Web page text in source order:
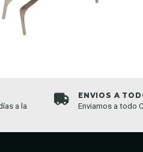
a la
ENVIOS A
Enviamos a todo